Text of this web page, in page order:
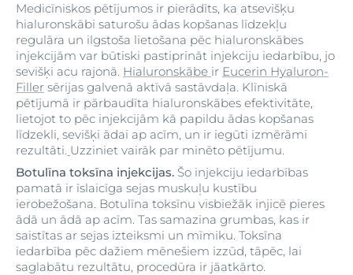
Medicīniskos pētījumos ir pierādīts, ka atsevišķu
hialuronskābi saturošu ādas kopšanas līdzekļu
regulāra un ilgstoša lietošana pēc hialuronskābes
injekcijām var būtiski pastiprināt injekciju iedarbību, jo
sevišķi acu rajonā. Hialuronskābe ir Eucerin Hyaluron-
Filler sērijas galvenā aktīvā sastāvdaļa. Klīniskā
pētījumā ir pārbaudīta hialuronskābes efektivitāte,
lietojot to pēc injekcijām kā papildu ādas kopšanas
līdzekli, sevišķi ādai ap acīm, un ir iegūti izmērāmi
rezultāti. Uzziniet vairāk par minēto pētījumu.
Botulīna toksīna injekcijas. Šo injekciju iedarbības
pamatā ir īslaicīga sejas muskuļu kustību
ierobežošana. Botulīna toksīnu visbiežāk injicē pieres
ādā un ādā ap acīm. Tas samazina grumbas, kas ir
saistītas ar sejas izteiksmi un mīmiku. Toksīna
iedarbība pēc dažiem mēnešiem izzūd, tāpēc, lai
saglabātu rezultātu, procedūra ir jāatkārto.